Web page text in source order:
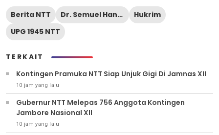
Berita NTT Dr. Semuel Haning
Hukrim
UPG 1945 NTT
TERKAIT
Kontingen Pramuka NTT Siap Unjuk Gigi Di Jamnas XII
10 jam yang lalu
Gubernur NTT Melepas 756 Anggota Kontingen
Jambore Nasional XII
10 jam yang lalu